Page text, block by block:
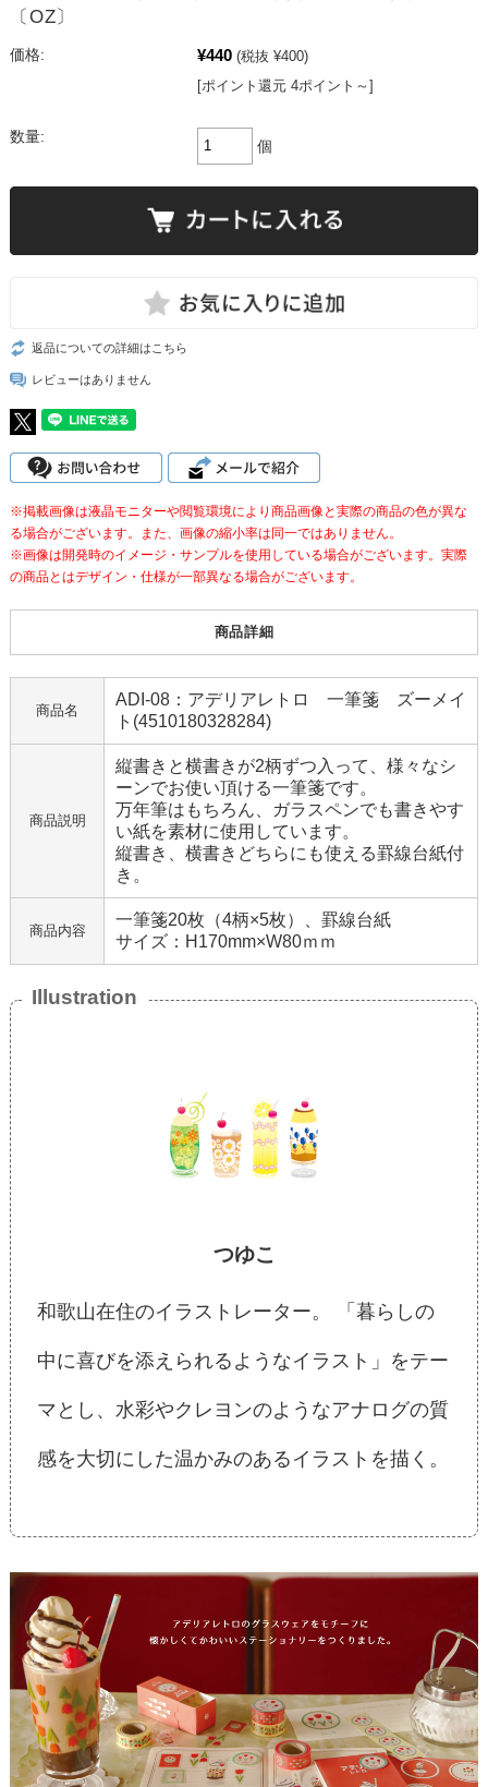
〔OZ〕
価格: ¥440 (税抜 ¥400)
[ポイント還元 4ポイント～]
数量:
個
返品についての詳細はこちら
レビューはありません
※掲載画像は液晶モニターや閲覧環境により商品画像と実際の商品の色が異な
る場合がございます。また、画像の縮小率は同一ではありません。
※画像は開発時のイメージ・サンプルを使用している場合がございます。実際
の商品とはデザイン・仕様が一部異なる場合がございます。
商品詳細
商品名
ADI-08：アデリアレトロ 一筆箋 ズーメイ
ト(4510180328284)
商品説明
縦書きと横書きが2柄ずつ入って、様々なシ
ーンでお使い頂ける一筆箋です。
万年筆はもちろん、ガラスペンでも書きやす
い紙を素材に使用しています。
縦書き、横書きどちらにも使える罫線台紙付
き。
商品内容
一筆箋20枚（4柄×5枚）、罫線台紙
サイズ：H170mm×W80ｍｍ
Illustration
つゆこ
和歌山在住のイラストレーター。 「暮らしの
中に喜びを添えられるようなイラスト」をテー
マとし、水彩やクレヨンのようなアナログの質
感を大切にした温かみのあるイラストを描く。